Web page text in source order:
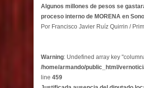
Algunos millones de pesos se
proceso interno de MORENA en
Por Francisco Javier Ruíz Quirrin /
Warning: Undefined array key
/home/armando/public_html/
line 459